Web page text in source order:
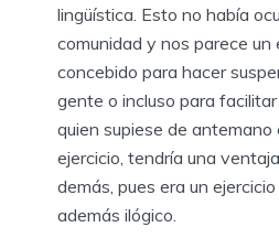
lingüística. Esto no había
comunidad y nos parece un
concebido para hacer
gente o incluso para
quien supiese de antemano
ejercicio, tendría una
demás, pues era un
además ilógico.